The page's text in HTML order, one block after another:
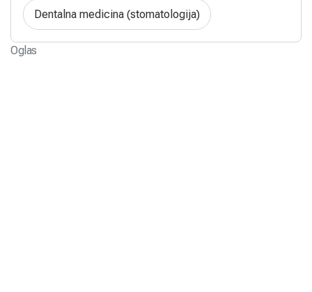
Dentalna medicina (stomatologija)
Oglas